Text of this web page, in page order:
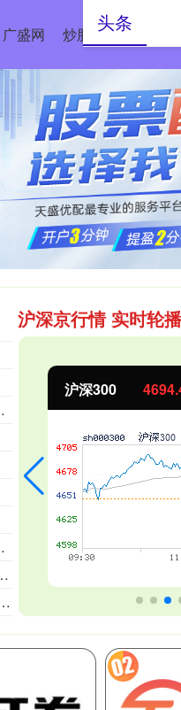
广盛网 炒股配资
沪深京行情 实时轮播
沪深300
头条